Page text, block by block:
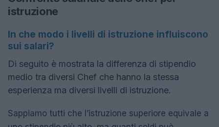
istruzione
In che modo i livelli di istruzione influiscono
sui salari?
Di seguito è mostrata la differenza di stipendio
medio tra diversi Chef che hanno la stessa
esperienza ma diversi livelli di istruzione.
Sappiamo tutti che l’istruzione superiore equivale a